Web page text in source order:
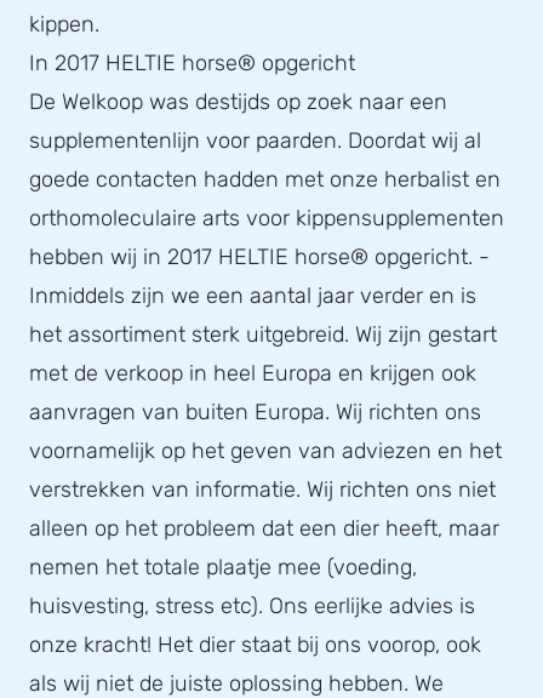
kippen.
In 2017 HELTIE horse® opgericht
De Welkoop was destijds op zoek naar een
supplementenlijn voor paarden. Doordat wij al
goede contacten hadden met onze herbalist en
orthomoleculaire arts voor kippensupplementen
hebben wij in 2017 HELTIE horse® opgericht. -
Inmiddels zijn we een aantal jaar verder en is
het assortiment sterk uitgebreid. Wij zijn gestart
met de verkoop in heel Europa en krijgen ook
aanvragen van buiten Europa. Wij richten ons
voornamelijk op het geven van adviezen en het
verstrekken van informatie. Wij richten ons niet
alleen op het probleem dat een dier heeft, maar
nemen het totale plaatje mee (voeding,
huisvesting, stress etc). Ons eerlijke advies is
onze kracht! Het dier staat bij ons voorop, ook
als wij niet de juiste oplossing hebben. We